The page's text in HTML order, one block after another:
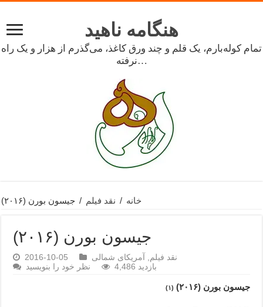
هنگامه ناهید
تمام کوله‌بارم، یک قلم و چند ورق کاغذ، می‌گذرم از هزار و یک راه
نرفته…
خانه / نقد فیلم / جیسون بورن (۲۰۱۶)
جیسون بورن (۲۰۱۶)
2016-10-05 نقد فیلم
آمریکای شمالی
نظر خود را بنویسید
4,486 بازدید
جیسون بورن (۲۰۱۶) (۱)